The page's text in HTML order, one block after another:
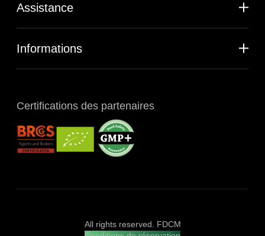
Assistance
Informations
Certifications des partenaires
All rights reserved. FDCM